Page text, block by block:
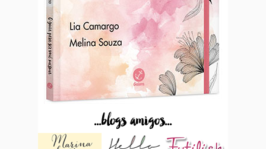
...blogs amigos...